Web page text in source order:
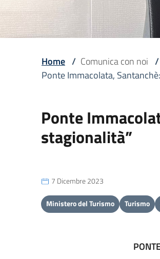
Home / Comunica con noi /
Ponte Immacolata,
Ponte
stagionalità”
7 Dicembre 2023
Ministero del Turismo Turismo